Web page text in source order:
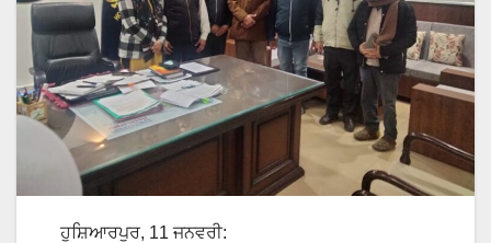
ਹੁਸ਼ਿਆਰਪੁਰ, 11 ਜਨਵਰੀ: